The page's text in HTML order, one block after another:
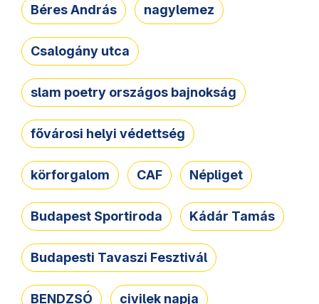
Béres András nagylemez
Csalogány utca
slam poetry országos bajnokság
fővárosi helyi védettség
körforgalom CAF Népliget
Budapest Sportiroda Kádár Tamás
Budapesti Tavaszi Fesztivál
BENDZSÓ civilek napja